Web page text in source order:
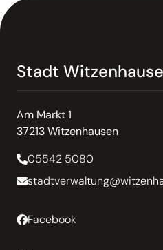
Stadt
Am Markt 1
37213 Witzenhausen
05542 5080
Facebook